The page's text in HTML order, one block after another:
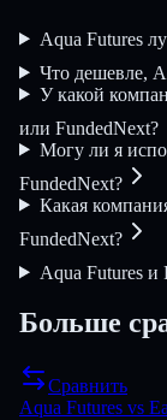
Aqua Futures
Что дешевле,
У какой
или FundedNext?
Могу ли я
FundedNext?
Какая
FundedNext?
Aqua Futures
Больше
Сравнить
Aqua Futures vs